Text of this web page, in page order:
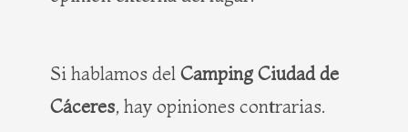
Si hablamos del Camping Ciudad de
Cáceres, hay opiniones contrarias.